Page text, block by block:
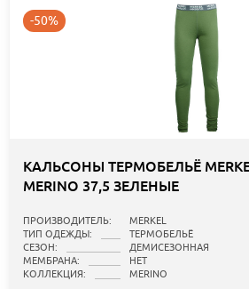
-50%
КАЛЬСОНЫ ТЕРМОБЕЛЬЁ
MERINO 37,5 ЗЕЛЕНЫЕ
ПРОИЗВОДИТЕЛЬ:
MERKEL
ТИП ОДЕЖДЫ:
ТЕРМОБЕЛЬЁ
СЕЗОН:
ДЕМИСЕЗОННАЯ
МЕМБРАНА:
НЕТ
КОЛЛЕКЦИЯ:
MERINO